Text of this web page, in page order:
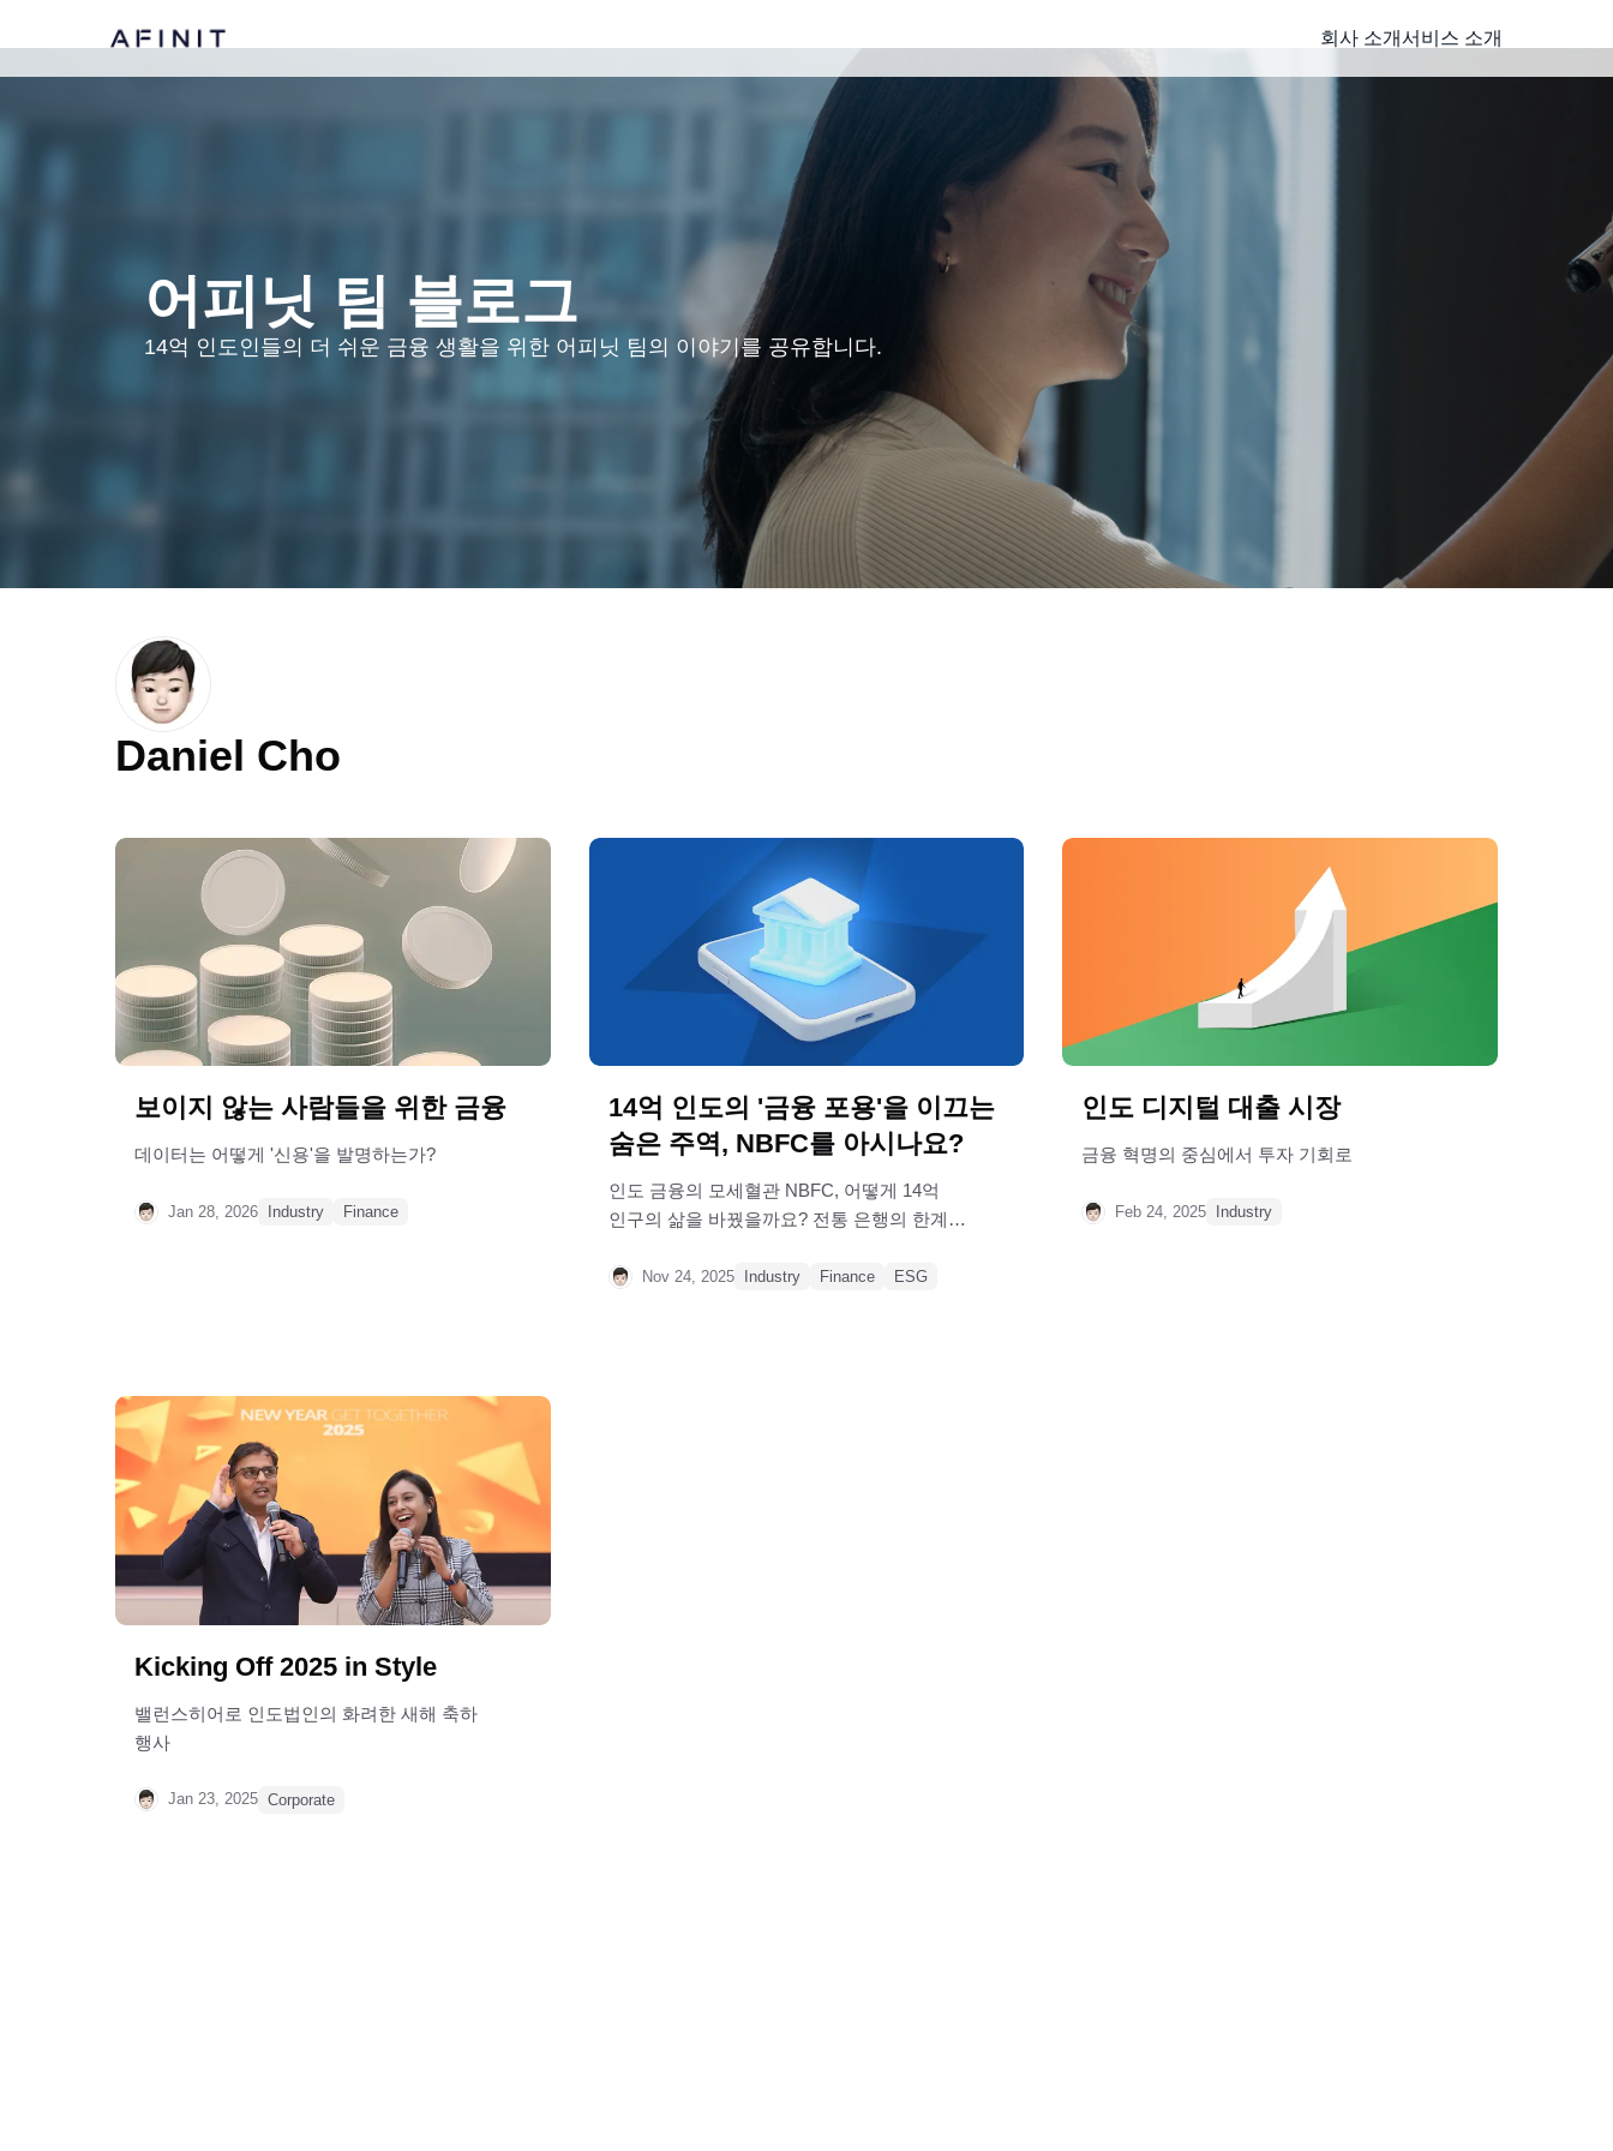
회사 소개서비스 소개
어피닛 팀 블로그
14억 인도인들의 더 쉬운 금융 생활을 위한 어피닛 팀의 이야기를 공유합니다.
Daniel Cho
보이지 않는 사람들을 위한 금융
데이터는 어떻게 '신용'을 발명하는가?
Jan 28, 2026 Industry Finance
14억 인도의 '금융 포용'을 이끄는
숨은 주역, NBFC를 아시나요?
인도 금융의 모세혈관 NBFC, 어떻게 14억
인구의 삶을 바꿨을까요? 전통 은행의 한계를
비은행 금융 회사(NBFC)
Nov 24, 2025 Industry Finance ESG
인도 디지털 대출 시장
금융 혁명의 중심에서 투자 기회로
Feb 24, 2025 Industry
Kicking Off 2025 in Style
밸런스히어로 인도법인의 화려한 새해 축하
행사
Jan 23, 2025 Corporate